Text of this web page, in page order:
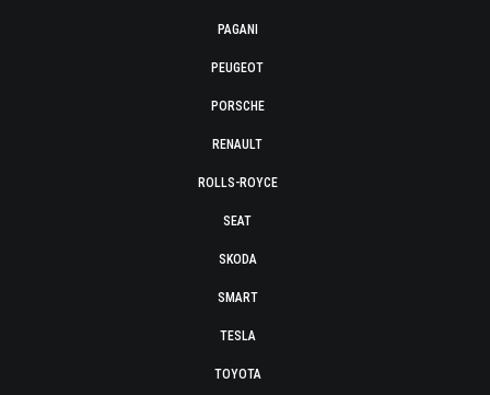
PAGANI
PEUGEOT
PORSCHE
RENAULT
ROLLS-ROYCE
SEAT
SKODA
SMART
TESLA
TOYOTA